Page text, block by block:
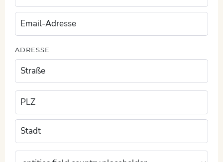
ADRESSE